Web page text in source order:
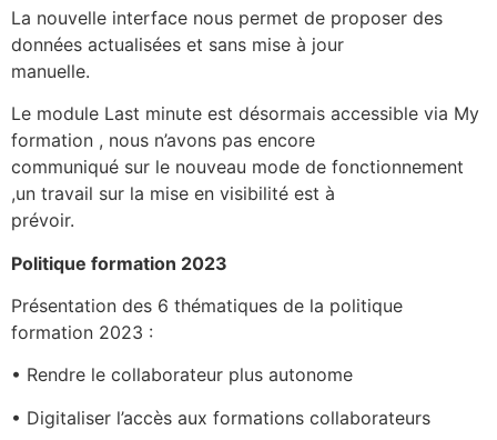
La nouvelle interface nous permet de proposer des
données actualisées et sans mise à jour
manuelle.
Le module Last minute est désormais accessible via My
formation , nous n’avons pas encore
communiqué sur le nouveau mode de fonctionnement
,un travail sur la mise en visibilité est à
prévoir.
Politique formation 2023
Présentation des 6 thématiques de la politique
formation 2023 :
• Rendre le collaborateur plus autonome
• Digitaliser l’accès aux formations collaborateurs